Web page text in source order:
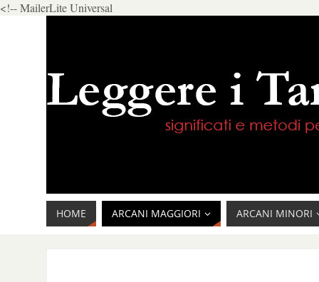
<!-- MailerLite Universal
HOME ARCANI MAGGIORI ARCANI MINORI